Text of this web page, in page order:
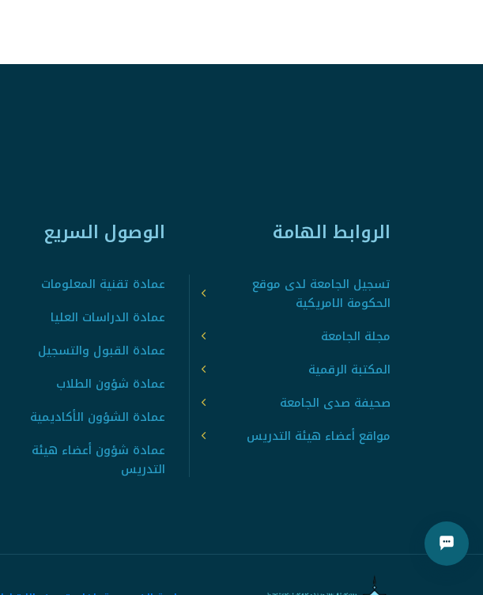
الروابط الهامة
تسجيل الجامعة لدى موقع
الحكومة الامريكية
مجلة الجامعة
المكتبة الرقمية
صحيفة صدى الجامعة
مواقع أعضاء هيئة التدريس
الوصول السريع
عمادة تقنية المعلومات
عمادة الدراسات العليا
عمادة القبول والتسجيل
عمادة شؤون الطلاب
عمادة الشؤون الأكاديمية
عمادة شؤون أعضاء هيئة
التدريس